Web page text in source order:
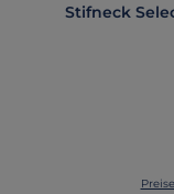
Stifneck